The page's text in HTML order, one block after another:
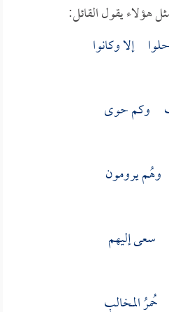
هؤلاء يقول القائل:
إلا وكانوا
وكم حوى
وهُم يرومون
سعى إليهم
المخالبِ